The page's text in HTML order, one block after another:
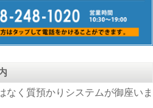
なく質預かりシステムが御座いま